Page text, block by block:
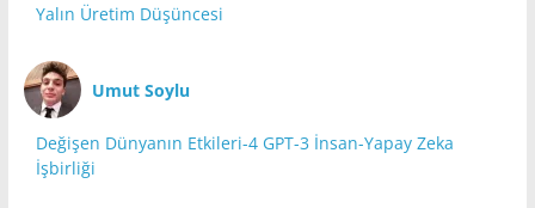
Yalın Üretim Düşüncesi
Umut Soylu
Değişen Dünyanın Etkileri-4 GPT-3 İnsan-Yapay Zeka
İşbirliği